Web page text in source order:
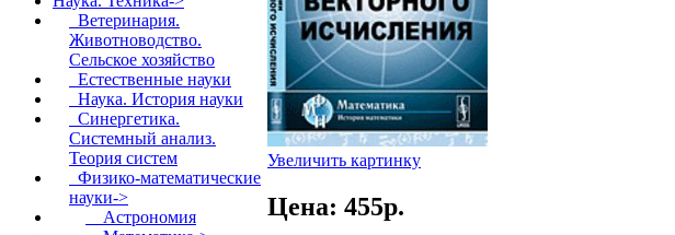
Ветеринария.
Животноводство.
Сельское хозяйство
Естественные науки
Наука. История науки
Синергетика.
Системный анализ.
Теория систем
Физико-математические
науки->
Астрономия
Увеличить картинку
Цена: 455p.